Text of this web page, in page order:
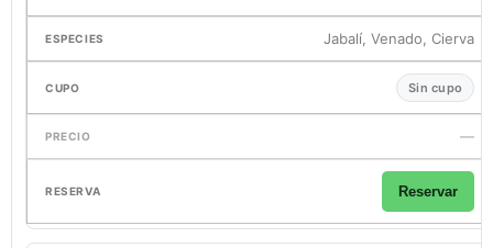
Jabalí, Venado, Cierva
Sin cupo
—
Reservar